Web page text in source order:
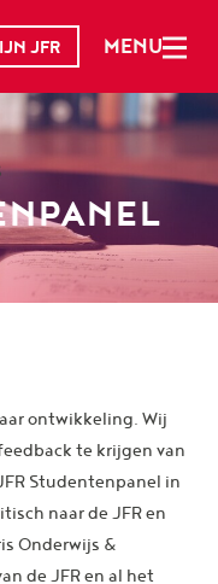
JFR MENU
ontwikkeling. Wij
te krijgen van
Studentenpanel in
naar de JFR en
Onderwijs &
de JFR en al het